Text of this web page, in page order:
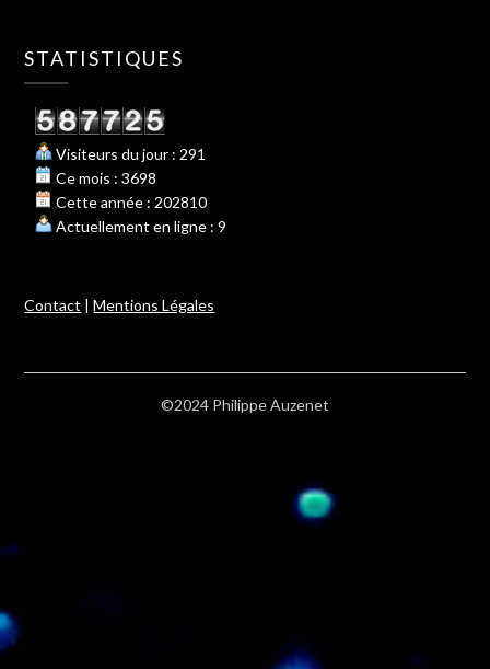
STATISTIQUES
Visiteurs du jour : 291
Ce mois : 3698
Cette année : 202810
Actuellement en ligne : 9
Contact |Mentions Légales
©2024 Philippe Auzenet